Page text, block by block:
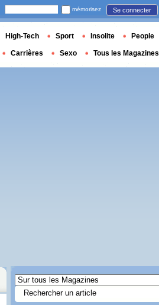
mémorisez Se connecter
High-Tech Sport Insolite People
Carrières Sexo Tous les Magazines